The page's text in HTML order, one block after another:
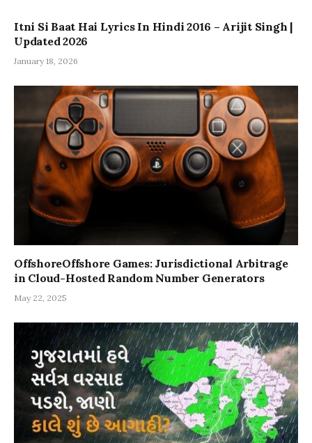
Itni Si Baat Hai Lyrics In Hindi 2016 – Arijit Singh |
Updated 2026
January 18, 2026
OffshoreOffshore Games: Jurisdictional Arbitrage
in Cloud-Hosted Random Number Generators
May 22, 2025